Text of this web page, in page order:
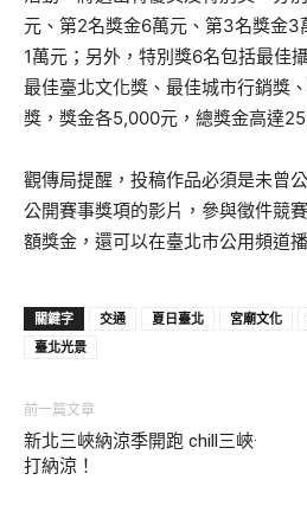
元、第2名獎金6萬元、第3名獎金3
1萬元；另外，特別獎6名包括最佳
最佳臺北文化獎、最佳城市行銷獎
獎，獎金各5,000元，總獎金高達25
觀傳局提醒，投稿作品必須是未曾
公開賽事獎項的影片，參與徵件競
額獎金，還可以在臺北市公用頻道
關鍵字 交通 夏日臺北 宮廟文化
臺北光景
前一篇文章
新北三峽納涼季開跑 chill三峽·
打納涼！